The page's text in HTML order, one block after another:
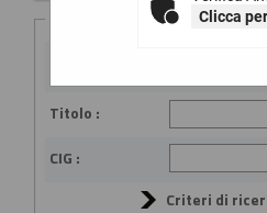
Clicca
Criteri di ricerca
Titolo :
CIG :
Criteri di